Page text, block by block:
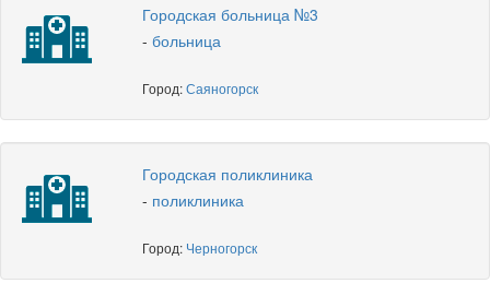
Городская больница №3
- больница
Город:Саяногорск
Городская поликлиника
- поликлиника
Город: Черногорск